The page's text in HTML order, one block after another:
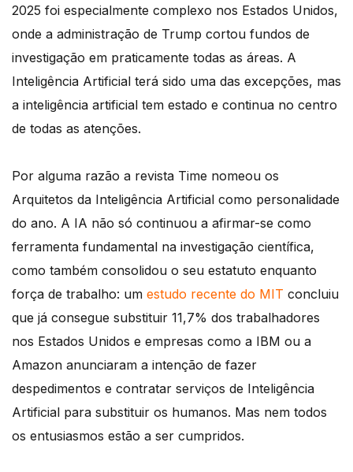
2025 foi especialmente complexo nos Estados Unidos,
onde a administração de Trump cortou fundos de
investigação em praticamente todas as áreas. A
Inteligência Artificial terá sido uma das excepções, mas
a inteligência artificial tem estado e continua no centro
de todas as atenções.
Por alguma razão a revista Time nomeou os
Arquitetos da Inteligência Artificial como personalidade
do ano. A IA não só continuou a afirmar-se como
ferramenta fundamental na investigação científica,
como também consolidou o seu estatuto enquanto
força de trabalho: um estudo recente do MIT concluiu
que já consegue substituir 11,7% dos trabalhadores
nos Estados Unidos e empresas como a IBM ou a
Amazon anunciaram a intenção de fazer
despedimentos e contratar serviços de Inteligência
Artificial para substituir os humanos. Mas nem todos
os entusiasmos estão a ser cumpridos.